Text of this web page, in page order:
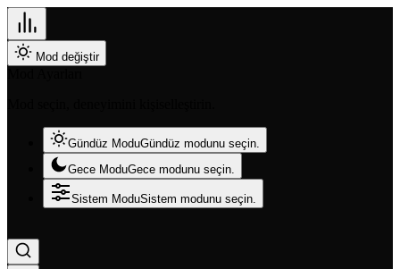
Mod değiştir
Gündüz ModuGündüz modunu seçin.
Gece ModuGece modunu seçin.
Sistem ModuSistem modunu seçin.